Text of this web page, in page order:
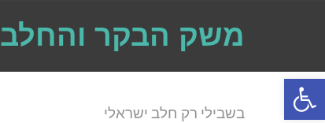
פתח סרגל נגישות
משק הבקר והחלב
בשבילי רק חלב ישראלי